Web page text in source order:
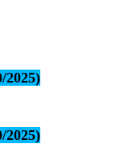
2025)
2025)